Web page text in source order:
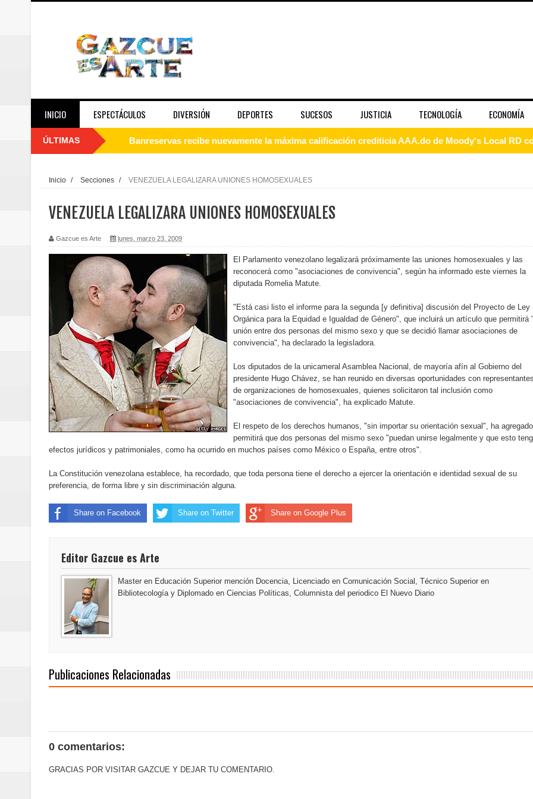
INICIO ESPECTÁCULOS DIVERSIÓN DEPORTES SUCESOS JUSTICIA TECNOLOGÍA ECONOMÍA
ÚLTIMAS Juan Luis Guerra se acompaña del coro “Más que Vencedores” y nos regala el “Canto a la
Embajada dominicana en Francia y Banreservas lanzan convocatoria para residencias artísticas
Pavel Núñez y su Bipolarband deslumbran con una noche de fusiones e invitados de lujo en el
Banreservas y Banco Popular abordan retos y oportunidades del sistema financiero nacional
“Los Rechazados 2” llega a los cines impulsada por la franquicia dominicana más taquillera del
Designan a Angelina Biviana Riveiro como vicepresidenta ejecutiva de Fiduciaria Reservas
Humano Seguros inaugura nueva localidad de Oficina Regional Este en La Romana
Banreservas destina RD$5,000 millones para emprendedoras en la segunda edición del Summit
Sexappeal celebra 25 años de trayectoria artística con nuevo álbum, renovación de su equipo y
conmemorativos
Domingo
Doctor Leonardo Aguilera afirma que Banreservas seguirá impulsando la seguridad alimentaria
Banreservas y sus filiales realizan en Santiago el segundo Foro del Ahorro y la Inversión
Banreservas inaugura oficina en el Centro de Retención de Vehículos de Pedro Brand
Humano Seguros transforma la emisión de pólizas con Inteligencia Artificial y reduce el proceso
La Orquesta Sinfónica Nacional y el Coro Nacional Dominicano pondrán su sello a la Ceremonia
Inicio / Secciones / VENEZUELA LEGALIZARA UNIONES HOMOSEXUALES
VENEZUELA LEGALIZARA UNIONES HOMOSEXUALES
Gazcue es Arte lunes, marzo 23, 2009
El Parlamento venezolano legalizará próximamente las uniones homosexuales y las
reconocerá como "asociaciones de convivencia", según ha informado este viernes la
diputada Romelia Matute.
"Está casi listo el informe para la segunda [y definitiva] discusión del Proyecto de Ley
Orgánica para la Equidad e Igualdad de Género", que incluirá un artículo que permitirá
unión entre dos personas del mismo sexo y que se decidió llamar asociaciones de
convivencia", ha declarado la legisladora.
Los diputados de la unicameral Asamblea Nacional, de mayoría afín al Gobierno del
presidente Hugo Chávez, se han reunido en diversas oportunidades con representantes
de organizaciones de homosexuales, quienes solicitaron tal inclusión como
"asociaciones de convivencia", ha explicado Matute.
El respeto de los derechos humanos, "sin importar su orientación sexual", ha
permitirá que dos personas del mismo sexo "puedan unirse legalmente y que esto
efectos jurídicos y patrimoniales, como ha ocurrido en muchos países como México o España, entre otros".
La Constitución venezolana establece, ha recordado, que toda persona tiene el derecho a ejercer la orientación e identidad sexual de su
preferencia, de forma libre y sin discriminación alguna.
Share on Facebook Share on Twitter Share on Google Plus
Editor Gazcue es Arte
Master en Educación Superior mención Docencia, Licenciado en Comunicación Social, Técnico Superior en
Bibliotecología y Diplomado en Ciencias Políticas, Columnista del periodico El Nuevo Diario
Publicaciones Relacionadas
0 comentarios:
GRACIAS POR VISITAR GAZCUE Y DEJAR TU COMENTARIO.